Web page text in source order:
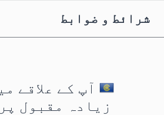
شرائط و ضوابط
آپ کے علاقے
زیادہ مقبول